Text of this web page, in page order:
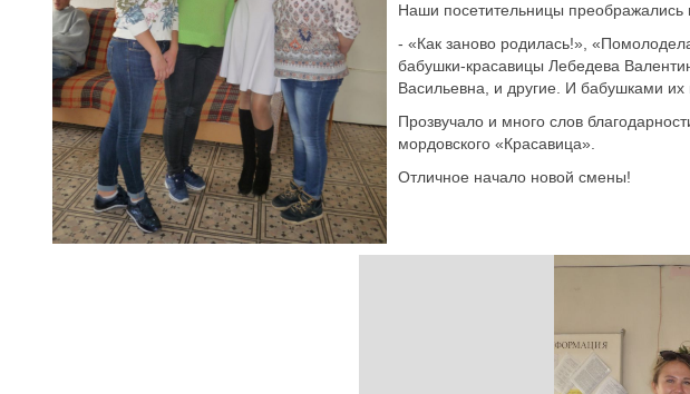
Наши посетительницы преображались
- «Как заново родилась!»,
бабушки-красавицы Лебедева
Васильевна, и другие. И бабушками
Прозвучало и много слов
мордовского «Красавица».
Отличное начало новой смены!